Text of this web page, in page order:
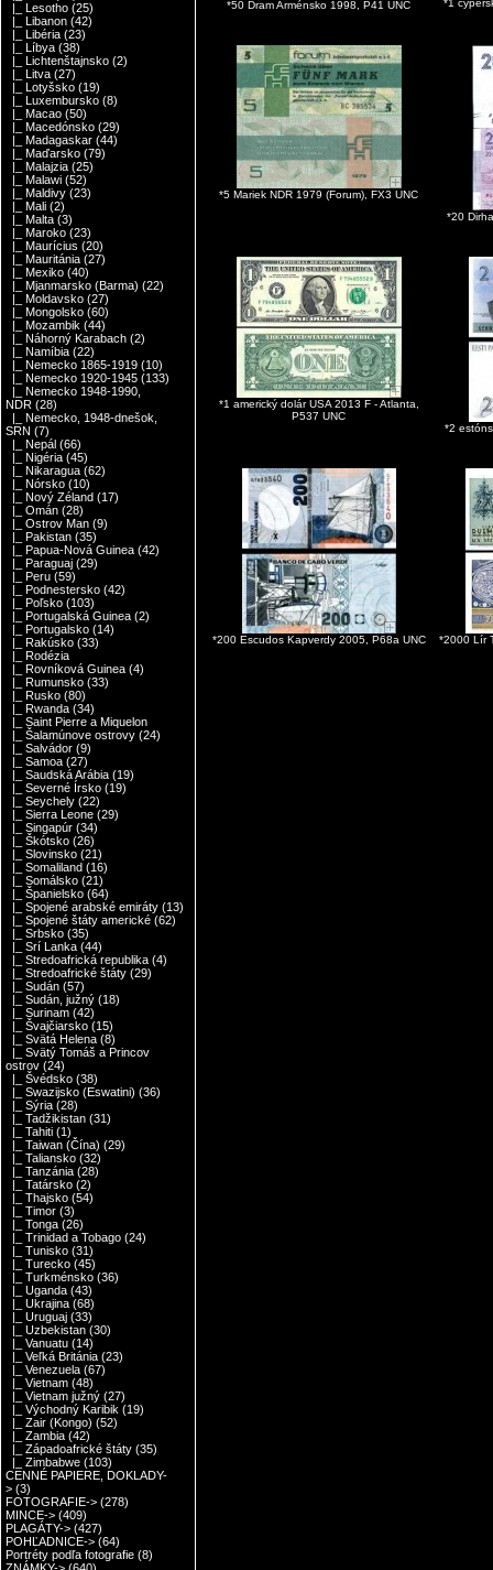
|_ Lesotho (25)
|_ Libanon (42)
|_ Libéria (23)
|_ Líbya (38)
|_ Lichtenštajnsko (2)
|_ Litva (27)
|_ Lotyšsko (19)
|_ Luxembursko (8)
|_ Macao (50)
|_ Macedónsko (29)
|_ Madagaskar (44)
|_ Maďarsko (79)
|_ Malajzia (25)
|_ Malawi (52)
|_ Maldivy (23)
|_ Mali (2)
|_ Malta (3)
|_ Maroko (23)
|_ Maurícius (20)
|_ Mauritánia (27)
|_ Mexiko (40)
|_ Mjanmarsko (Barma) (22)
|_ Moldavsko (27)
|_ Mongolsko (60)
|_ Mozambik (44)
|_ Náhorný Karabach (2)
|_ Namíbia (22)
|_ Nemecko 1865-1919 (10)
|_ Nemecko 1920-1945 (133)
|_ Nemecko 1948-1990,
NDR (28)
|_ Nemecko, 1948-dnešok,
SRN (7)
|_ Nepál (66)
|_ Nigéria (45)
|_ Nikaragua (62)
|_ Nórsko (10)
|_ Nový Zéland (17)
|_ Omán (28)
|_ Ostrov Man (9)
|_ Pakistan (35)
|_ Papua-Nová Guinea (42)
|_ Paraguaj (29)
|_ Peru (59)
|_ Podnestersko (42)
|_ Poľsko (103)
|_ Portugalská Guinea (2)
|_ Portugalsko (14)
|_ Rakúsko (33)
|_ Rodézia
|_ Rovníková Guinea (4)
|_ Rumunsko (33)
|_ Rusko (80)
|_ Rwanda (34)
|_ Saint Pierre a Miquelon
|_ Šalamúnove ostrovy (24)
|_ Salvádor (9)
|_ Samoa (27)
|_ Saudská Arábia (19)
|_ Severné Írsko (19)
|_ Seychely (22)
|_ Sierra Leone (29)
|_ Singapúr (34)
|_ Škótsko (26)
|_ Slovinsko (21)
|_ Somaliland (16)
|_ Somálsko (21)
|_ Španielsko (64)
|_ Spojené arabské emiráty (13)
|_ Spojené štáty americké (62)
|_ Srbsko (35)
|_ Srí Lanka (44)
|_ Stredoafrická republika (4)
|_ Stredoafrické štáty (29)
|_ Sudán (57)
|_ Sudán, južný (18)
|_ Surinam (42)
|_ Švajčiarsko (15)
|_ Svätá Helena (8)
|_ Svätý Tomáš a Princov
ostrov (24)
|_ Švédsko (38)
|_ Swazijsko (Eswatini) (36)
|_ Sýria (28)
|_ Tadžikistan (31)
|_ Tahiti (1)
|_ Taiwan (Čína) (29)
|_ Taliansko (32)
|_ Tanzánia (28)
|_ Tatársko (2)
|_ Thajsko (54)
|_ Timor (3)
|_ Tonga (26)
|_ Trinidad a Tobago (24)
|_ Tunisko (31)
|_ Turecko (45)
|_ Turkménsko (36)
|_ Uganda (43)
|_ Ukrajina (68)
|_ Uruguaj (33)
|_ Uzbekistan (30)
|_ Vanuatu (14)
|_ Veľká Británia (23)
|_ Venezuela (67)
|_ Vietnam (48)
|_ Vietnam južný (27)
|_ Východný Karibik (19)
|_ Zair (Kongo) (52)
|_ Zambia (42)
|_ Západoafrické štáty (35)
|_ Zimbabwe (103)
CENNÉ PAPIERE, DOKLADY-
> (3)
FOTOGRAFIE-> (278)
MINCE-> (409)
PLAGÁTY-> (427)
POHĽADNICE-> (64)
Portréty podľa fotografie (8)
*50 Dram Arménsko 1998, P41 UNC
*5 Mariek NDR 1979 (Forum), FX3 UNC
*20
*1 americký dolár USA 2013 F - Atlanta,
P537 UNC
*2
*200 Escudos Kapverdy 2005, P68a UNC *2000 Lír